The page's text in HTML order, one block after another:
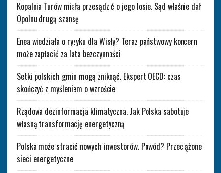
Kopalnia Turów miała przesądzić o jego losie. Sąd właśnie dał
Opolnu drugą szansę
Enea wiedziała o ryzyku dla Wisły? Teraz państwowy koncern
może zapłacić za lata bezczynności
Setki polskich gmin mogą zniknąć. Ekspert OECD: czas
skończyć z myśleniem o wzroście
Rządowa dezinformacja klimatyczna. Jak Polska sabotuje
własną transformację energetyczną
Polska może stracić nowych inwestorów. Powód? Przeciążone
sieci energetyczne